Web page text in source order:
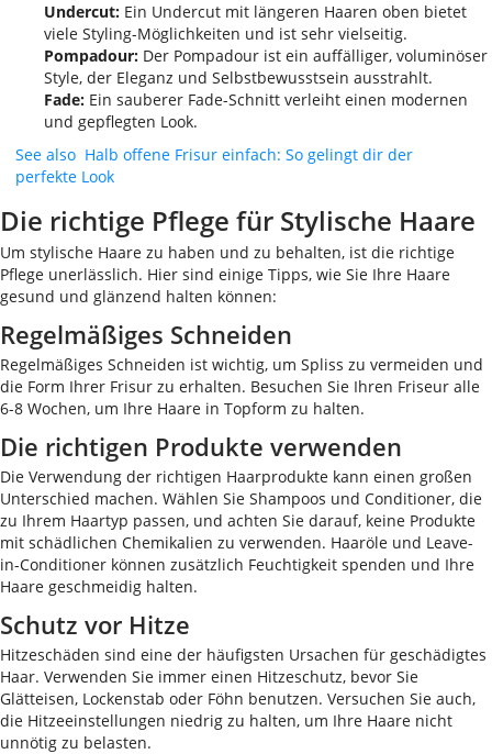
Undercut: Ein Undercut mit längeren Haaren oben bietet
viele Styling-Möglichkeiten und ist sehr vielseitig.
Pompadour: Der Pompadour ist ein auffälliger, voluminöser
Style, der Eleganz und Selbstbewusstsein ausstrahlt.
Fade: Ein sauberer Fade-Schnitt verleiht einen modernen
und gepflegten Look.
See also Halb offene Frisur einfach: So gelingt dir der
perfekte Look
Die richtige Pflege für Stylische Haare
Um stylische Haare zu haben und zu behalten, ist die richtige
Pflege unerlässlich. Hier sind einige Tipps, wie Sie Ihre Haare
gesund und glänzend halten können:
Regelmäßiges Schneiden
Regelmäßiges Schneiden ist wichtig, um Spliss zu vermeiden und
die Form Ihrer Frisur zu erhalten. Besuchen Sie Ihren Friseur alle
6-8 Wochen, um Ihre Haare in Topform zu halten.
Die richtigen Produkte verwenden
Die Verwendung der richtigen Haarprodukte kann einen großen
Unterschied machen. Wählen Sie Shampoos und Conditioner, die
zu Ihrem Haartyp passen, und achten Sie darauf, keine Produkte
mit schädlichen Chemikalien zu verwenden. Haaröle und Leave-
in-Conditioner können zusätzlich Feuchtigkeit spenden und Ihre
Haare geschmeidig halten.
Schutz vor Hitze
Hitzeschäden sind eine der häufigsten Ursachen für geschädigtes
Haar. Verwenden Sie immer einen Hitzeschutz, bevor Sie
Glätteisen, Lockenstab oder Föhn benutzen. Versuchen Sie auch,
die Hitzeeinstellungen niedrig zu halten, um Ihre Haare nicht
unnötig zu belasten.